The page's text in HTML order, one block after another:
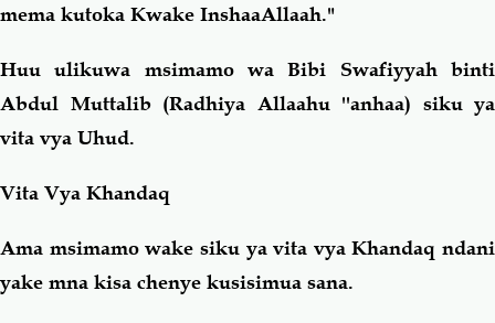
mema kutoka Kwake InshaaAllaah."
Huu ulikuwa msimamo wa Bibi Swafiyyah binti
Abdul Muttalib (Radhiya Allaahu ''anhaa) siku ya
vita vya Uhud.
Vita Vya Khandaq
Ama msimamo wake siku ya vita vya Khandaq ndani
yake mna kisa chenye kusisimua sana.